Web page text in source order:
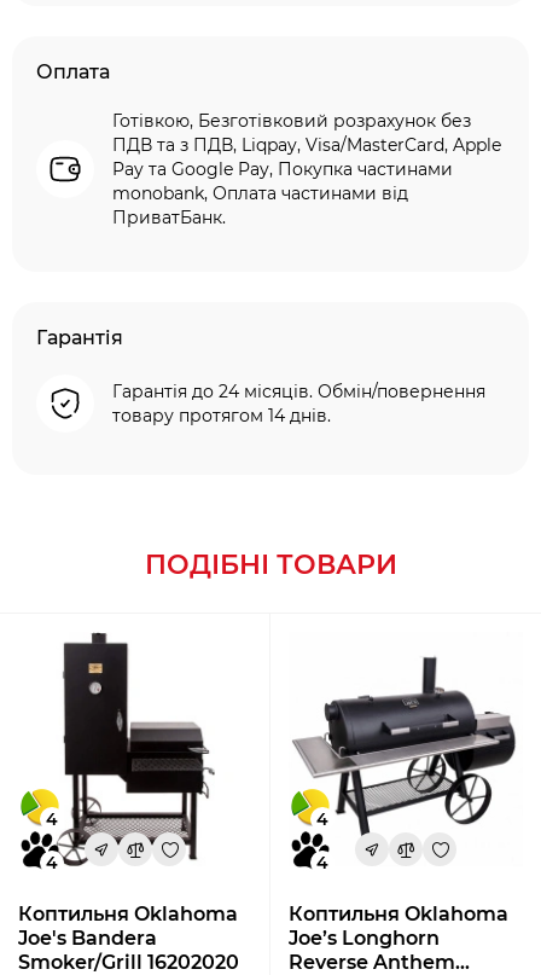
Оплата
Готівкою, Безготівковий розрахунок без
ПДВ та з ПДВ, Liqpay, Visa/MasterCard, Apple
Pay та Google Pay, Покупка частинами
monobank, Оплата частинами від
ПриватБанк.
Гарантія
Гарантія до 24 місяців. Обмін/повернення
товару протягом 14 днів.
ПОДІБНІ ТОВАРИ
4
4
Коптильня Oklahoma
Joe's Bandera
Smoker/Grill 16202020
4
4
Коптильня Oklahoma
Joe’s Longhorn
Reverse Anthem